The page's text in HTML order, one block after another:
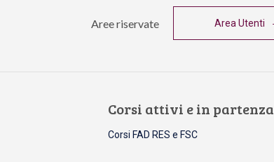
Aree riservate Area Utenti
Corsi attivi e in partenza
Corsi FAD RES e FSC